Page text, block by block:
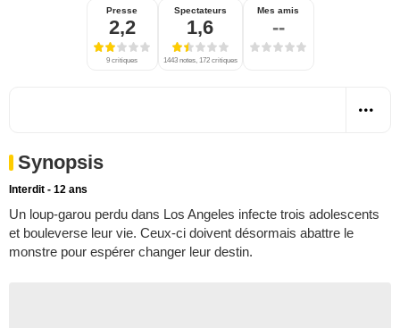
Presse
2,2
9 critiques
Spectateurs
1,6
1443 notes, 172 critiques
Mes amis
--
Synopsis
Interdit - 12 ans
Un loup-garou perdu dans Los Angeles infecte trois adolescents
et bouleverse leur vie. Ceux-ci doivent désormais abattre le
monstre pour espérer changer leur destin.